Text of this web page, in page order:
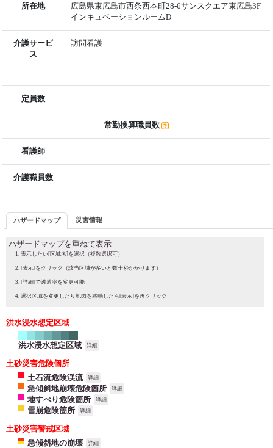
所在地
広島県東広島市西条西本町28-6サンスクエア東広島3F
インキュベーションルームD
介護サービ
ス
訪問看護
定員数
常勤換算職員数
看護師
介護職員数
ハザードマップ 災害情報
ハザードマップを重ねて表示
表示したい[区域名]を選択（複数選択可）
[表示]をクリック（該当区域が多いと数十秒かかります）
[詳細]で透過率を変更可能
選択区域を変更したり地図を移動したら[表示]を再クリック
洪水浸水想定区域
洪水浸水想定区域 詳細
土砂災害危険個所
土石流危険渓流
詳細
急傾斜地崩壊危険箇所 詳細
地すべり危険箇所 詳細
雪崩危険箇所 詳細
土砂災害警戒区域
急傾斜地の崩壊
詳細